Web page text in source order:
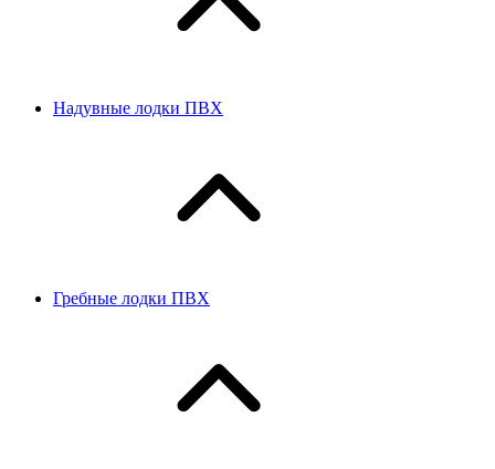
Надувные лодки ПВХ
Гребные лодки ПВХ